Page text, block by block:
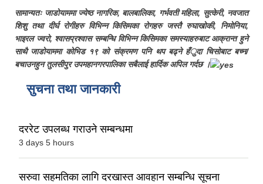
सामान्यतः जाडोयाममा ज्येष्ठ नागरिक, बालबालिका, गर्भवती महिला, सुत्केरी, नवजात
शिशु तथा दीर्घ रोगीहरु विभिन्न किसिमका रोगहरु जस्तै रुघाखोकी, निमोनिया,
भाइरल ज्वरो, श्वासप्रश्वास सम्बन्धि विभिन्न किसिमका समस्याहरुबाट आक्रान्त हुने
साथै जाडोयाममा कोभिड १९ को संक्रमण पनि थप बढ्ने हँुदा चिसोबाट बच्न/
बचाउनहुन तुलसीपुर उपमहानगरपालिका सबैलाई हार्दिक अपिल गर्दछ ।
सुचना तथा जानकारी
दररेट उपलब्ध गराउने सम्बन्धमा
3 days 5 hours
सरुवा सहमतिका लागि दरखास्त आवहान सम्बन्धि सूचना